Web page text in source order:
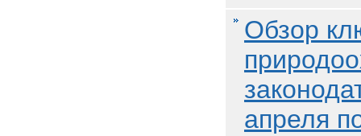
Обзор
апреля